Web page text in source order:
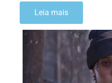
Leia mais